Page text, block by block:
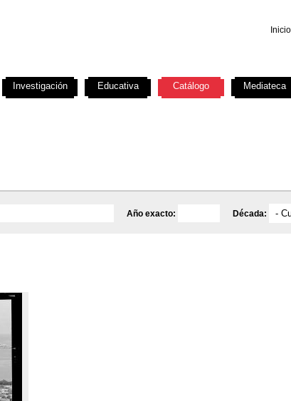
Inicio
Año exacto: Década:
Investigación Educativa Catálogo Mediateca